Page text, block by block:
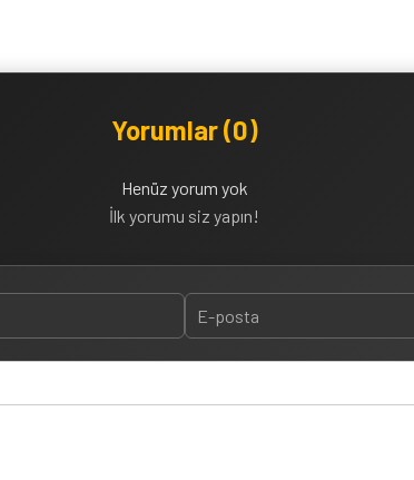
Yorumlar (0)
Henüz yorum yok
İlk yorumu siz yapın!